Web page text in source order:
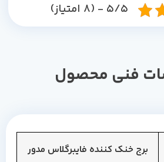
5/5 - (8 امتیاز)
فنی محصول
برج خنک کننده فایبرگلاس مدور